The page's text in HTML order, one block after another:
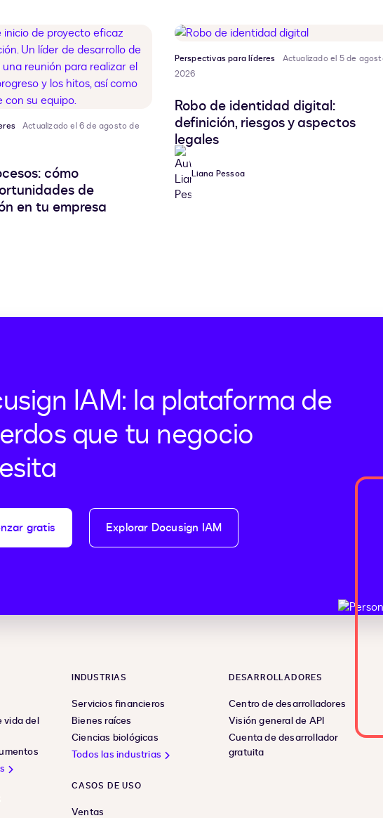
Actualizado el 6 de agosto de
cómo
de
en tu empresa
Perspectivas para líderes
Actualizado el 5 de
2026
Robo de identidad digital:
definición, riesgos y aspectos
legales
Liana Pessoa
IAM: la plataforma de
que tu negocio
gratis Explorar Docusign IAM
vida del
INDUSTRIAS
Servicios financieros
Bienes raíces
Ciencias biológicas
Todos las industrias
CASOS DE USO
Ventas
DESARROLLADORES
Centro de desarrolladores
Visión general de API
Cuenta de desarrollador
gratuita